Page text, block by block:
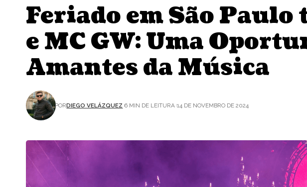
Feriado em São
e MC GW: Uma
Amantes da Música
PORDIEGO VELÁZQUEZ 6 MIN DE LEITURA 14 DE NOVEMBRO DE 2024